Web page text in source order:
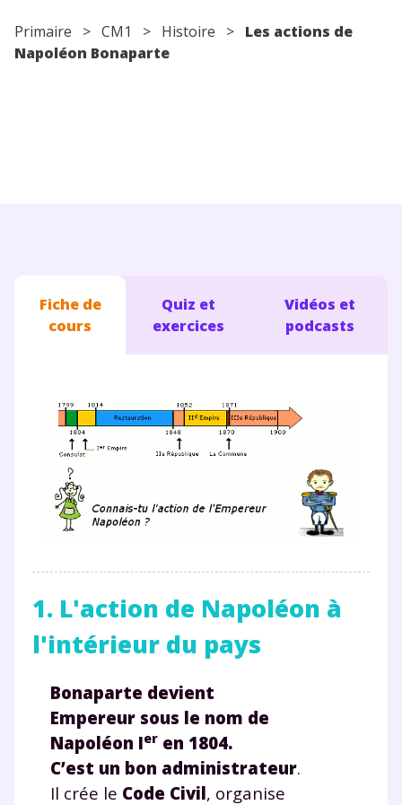
Primaire > CM1 > Histoire > Les actions de
Napoléon Bonaparte
Fiche de
cours
Quiz et
exercices
Vidéos et
podcasts
1. L'action de Napoléon à
l'intérieur du pays
Bonaparte devient
Empereur sous le nom de
Napoléon Ier en 1804.
C’est un bon administrateur.
Il crée le Code Civil, organise